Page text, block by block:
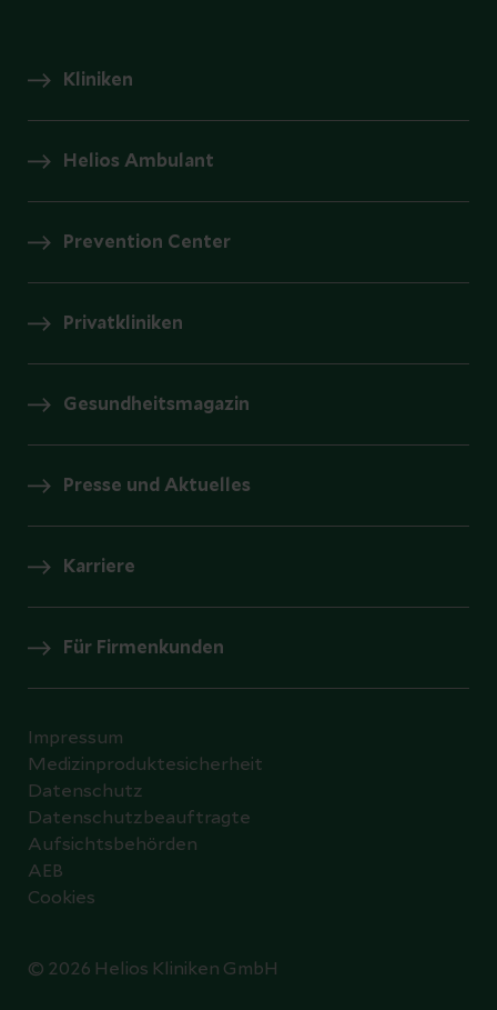
Kliniken
Helios Ambulant
Prevention Center
Privatkliniken
Gesundheitsmagazin
Presse und Aktuelles
Karriere
Für Firmenkunden
© 2026 Helios Kliniken GmbH
Impressum
Medizinproduktesicherheit
Datenschutz
Datenschutzbeauftragte
Aufsichtsbehörden
AEB
Cookies